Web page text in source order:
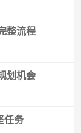
整流程
划机会
任务